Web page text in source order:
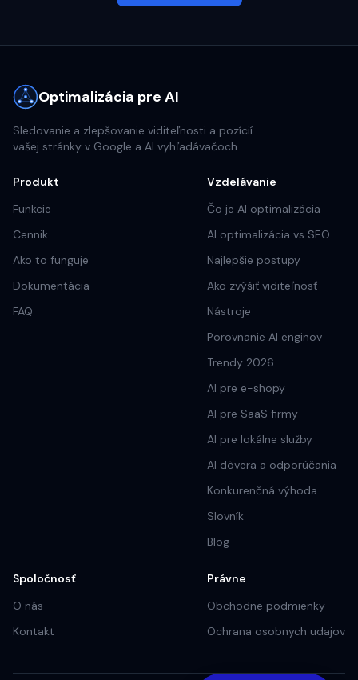
Optimalizácia pre AI
Sledovanie a zlepšovanie viditeľnosti a pozícií
vašej stránky v Google a AI vyhľadávačoch.
Produkt
Funkcie
Cennik
Ako to funguje
Dokumentácia
FAQ
Vzdelávanie
Čo je AI optimalizácia
AI optimalizácia vs SEO
Najlepšie postupy
Ako zvýšiť viditeľnosť
Nástroje
Porovnanie AI enginov
Trendy 2026
AI pre e-shopy
AI pre SaaS firmy
AI pre lokálne služby
AI dôvera a odporúčania
Konkurenčná výhoda
Slovník
Blog
Spoločnosť
O nás
Kontakt
Právne
Obchodne podmienky
Ochrana osobnych udajov